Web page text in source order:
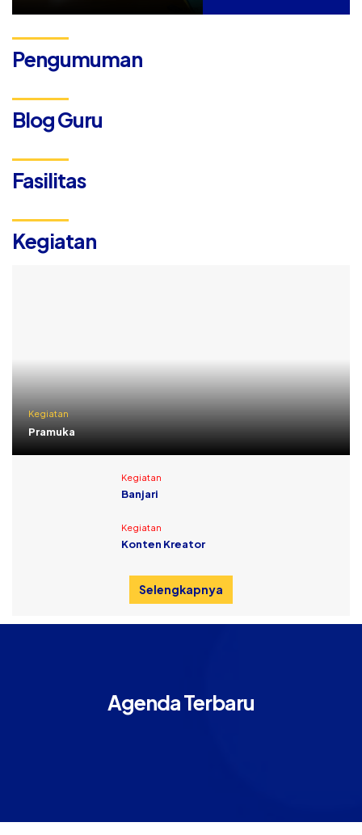
Pengumuman
Blog Guru
Fasilitas
Kegiatan
Kegiatan
Pramuka
Kegiatan
Banjari
Kegiatan
Konten Kreator
Selengkapnya
Agenda Terbaru